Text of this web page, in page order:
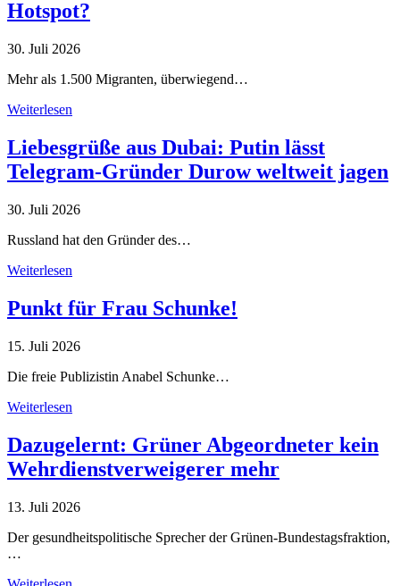
Hotspot?
30. Juli 2026
Mehr als 1.500 Migranten, überwiegend…
Weiterlesen
Liebesgrüße aus Dubai: Putin lässt
Telegram-Gründer Durow weltweit jagen
30. Juli 2026
Russland hat den Gründer des…
Weiterlesen
Punkt für Frau Schunke!
15. Juli 2026
Die freie Publizistin Anabel Schunke…
Weiterlesen
Dazugelernt: Grüner Abgeordneter kein
Wehrdienstverweigerer mehr
13. Juli 2026
Der gesundheitspolitische Sprecher der Grünen-Bundestagsfraktion,
…